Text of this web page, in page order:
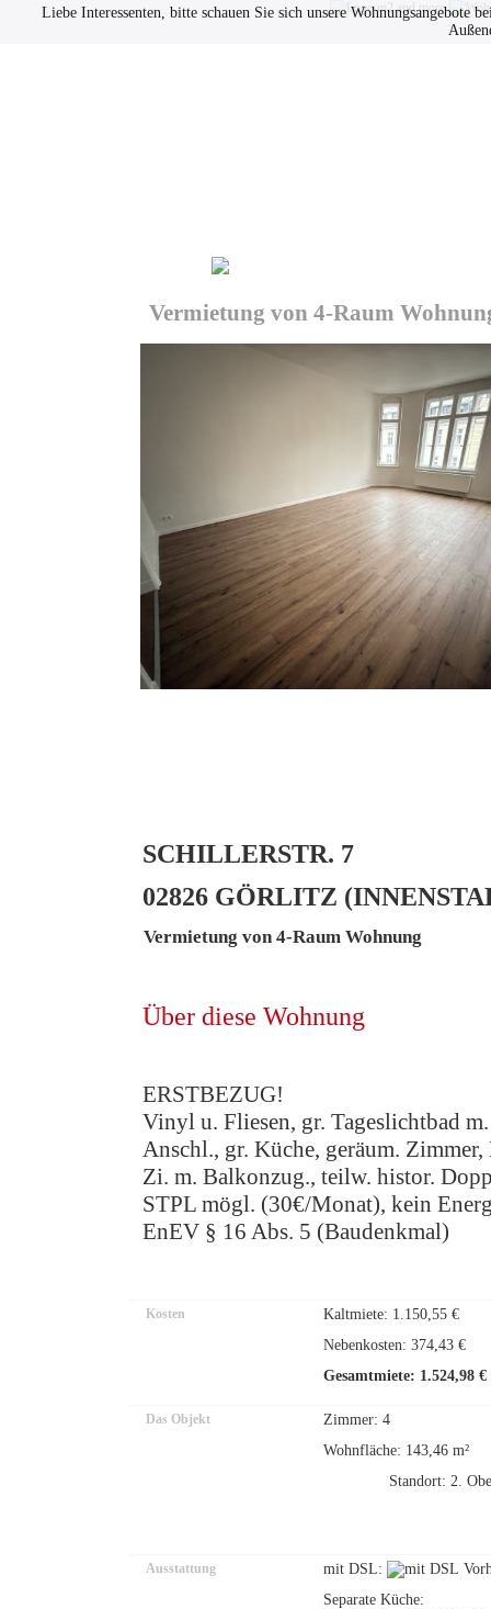
Liebe Interessenten, bitte schauen Sie sich unsere
Vermietung von 4-Raum
SCHILLERSTR. 7
02826 GÖRLITZ
Vermietung von 4-Raum Wohnung
Über diese Wohnung
ERSTBEZUG!
Vinyl u. Fliesen, gr. Tageslichtbad
Anschl., gr. Küche, geräum.
Zi. m. Balkonzug., teilw. histor.
STPL mögl. (30€/Monat), kein
EnEV § 16 Abs. 5 (Baudenkmal)
Kosten
Kaltmiete: 1.150,55 €
Nebenkosten: 374,43 €
Gesamtmiete: 1.524,98 €
Das Objekt
Zimmer: 4
Wohnfläche: 143,46 m²
Standort: 2.
Ausstattung
mit DSL:
Separate Küche: